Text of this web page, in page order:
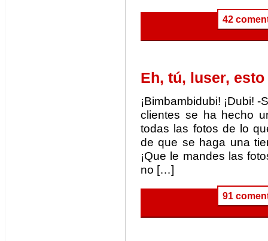
42
Eh, tú, luser,
¡Bimbambidubi! ¡Dubi!
clientes se ha hecho
todas las fotos de lo
de que se haga una
¡Que le mandes las
no […]
91